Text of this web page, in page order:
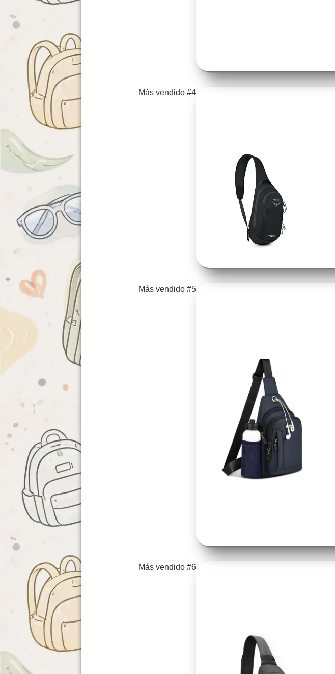
Más vendido #4
Más vendido #5
Más vendido #6